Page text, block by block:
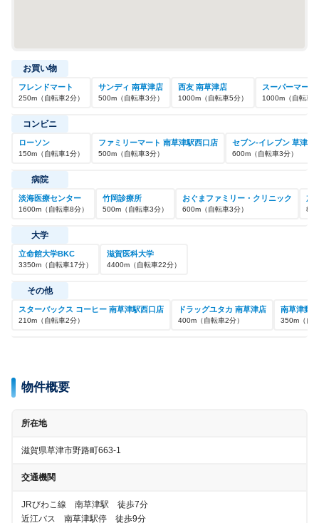
お買い物
フレンドマート
250m （自転車2分）
サンディ 南草津店
500m （自転車3分）
西友 南草津店
1000m （自転車5分）
スーパーマー
1000m （自転車
コンビニ
ローソン
150m （自転車1分）
ファミリーマート 南草津駅西口店
500m （自転車3分）
セブン-イレブン 草津野
600m （自転車3分）
病院
淡海医療センター
1600m （自転車8分）
竹岡診療所
500m （自転車3分）
おぐまファミリー・クリニック
600m （自転車3分）
加
850
大学
立命館大学BKC
3350m （自転車17分）
滋賀医科大学
4400m （自転車22分）
その他
スターバックス コーヒー 南草津駅西口店
210m （自転車2分）
ドラッグユタカ 南草津店
400m （自転車2分）
南草津郵
350m （自
物件概要
所在地
滋賀県草津市野路町663-1
交通機関
JRびわこ線 南草津駅 徒歩7分
近江バス 南草津駅停 徒歩9分